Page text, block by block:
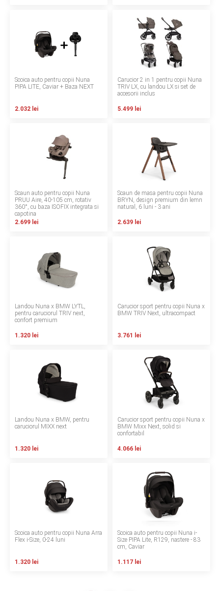
Depozit
Branduri
Termeni si conditii
Politica de utilizare cookie-uri
Modalitati de plata
Formular de retur
Instalare scaune/scoici auto
ANPC
SOL
Contact
Copyright 2026 BabyMatters
Scoica auto pentru copii Nuna
PIPA LITE, Caviar + Baza NEXT
2.032 lei
Carucior 2 in 1 pentru copii Nuna
TRIV LX, cu landou LX si set de
accesorii inclus
5.499 lei
Scaun auto pentru copii Nuna
PRUU Aire, 40-105 cm, rotativ
360°, cu baza ISOFIX integrata si
capotina
2.699 lei
Scaun de masa pentru copii Nuna
BRYN, design premium din lemn
natural, 6 luni - 3 ani
2.639 lei
Landou Nuna x BMW LYTL,
pentru caruciorul TRIV next,
confort premium
1.320 lei
Carucior sport pentru copii Nuna x
BMW TRIV Next, ultracompact
3.761 lei
Landou Nuna x BMW, pentru
caruciorul MIXX next
1.320 lei
Carucior sport pentru copii Nuna x
BMW Mixx Next, solid si
confortabil
4.066 lei
Scoica auto pentru copii Nuna Arra
Flex i-Size, 0-24 luni
1.320 lei
Scoica auto pentru copii Nuna i-
Size PIPA Lite, R129, nastere - 83
cm, Caviar
1.117 lei